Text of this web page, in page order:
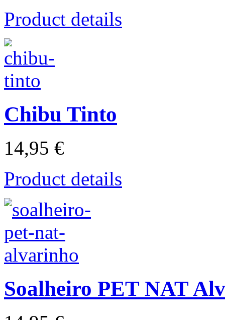
Product details
Chibu Tinto
14,95 €
Product details
Soalheiro PET NAT